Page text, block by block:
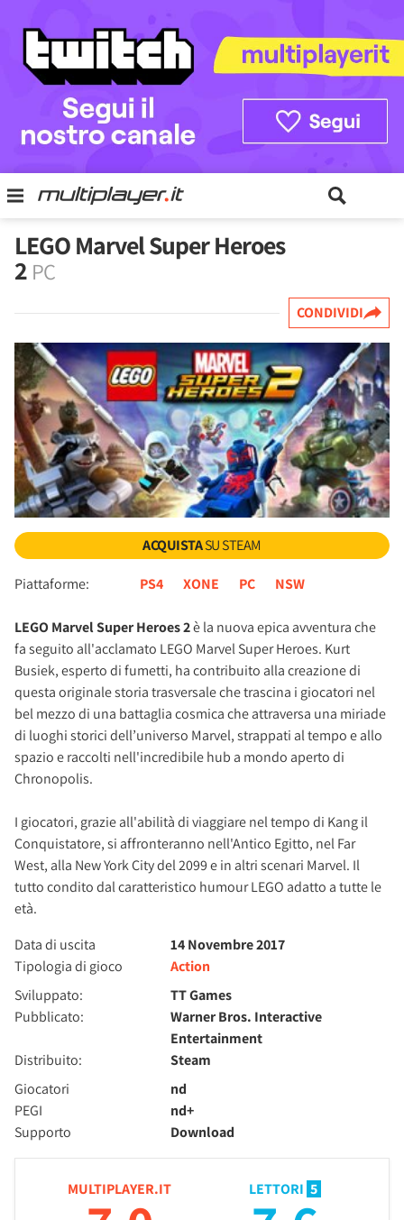
LEGO Marvel Super Heroes
2 PC
CONDIVIDI
ACQUISTASU STEAM
Piattaforme: PS4 XONE PC NSW
LEGO Marvel Super Heroes 2è la nuova epica avventura che
fa seguito all'acclamato LEGO Marvel Super Heroes. Kurt
Busiek, esperto di fumetti, ha contribuito alla creazione di
questa originale storia trasversale che trascina i giocatori nel
bel mezzo di una battaglia cosmica che attraversa una miriade
di luoghi storici dell’universo Marvel, strappati al tempo e allo
spazio e raccolti nell'incredibile hub a mondo aperto di
Chronopolis.
I giocatori, grazie all'abilità di viaggiare nel tempo di Kang il
Conquistatore, si affronteranno nell'Antico Egitto, nel Far
West, alla New York City del 2099 e in altri scenari Marvel. Il
tutto condito dal caratteristico humour LEGO adatto a tutte le
età.
Data di uscita
14 Novembre 2017
Tipologia di gioco
Action
Sviluppato:
TT Games
Pubblicato:
Warner Bros. Interactive
Entertainment
Distribuito:
Steam
Giocatori
nd
PEGI
nd+
Supporto
Download
MULTIPLAYER.IT LETTORI 5